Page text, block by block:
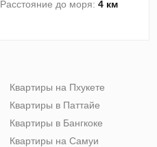
Расстояние до моря:4 км
Квартиры на Пхукете
Квартиры в Паттайе
Квартиры в Бангкоке
Квартиры на Самуи